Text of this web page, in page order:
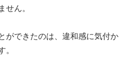
ん。
ができたのは、違和感に気付か